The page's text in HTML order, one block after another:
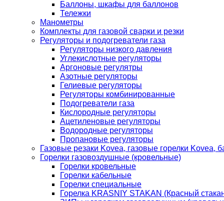
Баллоны, шкафы для баллонов
Тележки
Манометры
Комплекты для газовой сварки и резки
Регуляторы и подогреватели газа
Регуляторы низкого давления
Углекислотные регуляторы
Аргоновые регулятры
Азотные регуляторы
Гелиевые регуляторы
Регуляторы комбинированные
Подогреватели газа
Кислородные регуляторы
Ацетиленовые регуляторы
Водородные регуляторы
Пропановые регуляторы
Газовые резаки Kovea, газовые горелки Kovea,
Горелки газовоздушные (кровельные)
Горелки кровельные
Горелки кабельные
Горелки специальные
Горелка KRASNIY STAKAN (Красный